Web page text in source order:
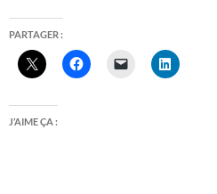
PARTAGER :
J’AIME ÇA :